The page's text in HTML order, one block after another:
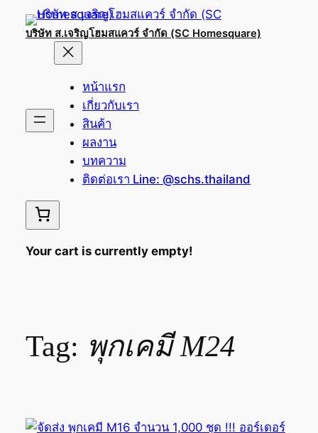
บริษัท ส.เจริญโฮมสแควร์ จำกัด (SC Homesquare)
หน้าแรก
เกี่ยวกับเรา
สินค้า
ผลงาน
บทความ
ติดต่อเรา Line: @schs.thailand
Your cart is currently empty!
Tag: พุกเคมี M24